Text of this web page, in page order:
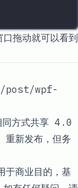
拖动就可以看到
wpf-
同方式共享 4.0
重新发布，但务
业目的，基